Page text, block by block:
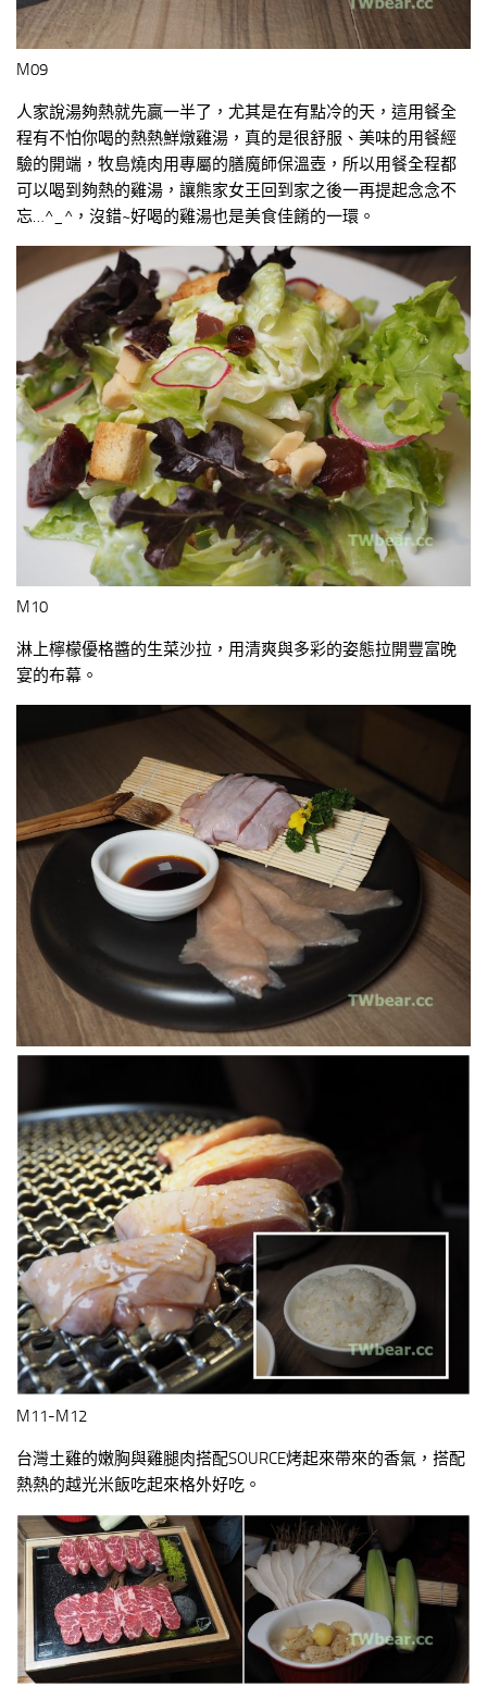
M09
人家說湯夠熱就先贏一半了，尤其是在有點冷的天，這用餐全
程有不怕你喝的熱熱鮮燉雞湯，真的是很舒服、美味的用餐經
驗的開端，牧島燒肉用專屬的膳魔師保溫壺，所以用餐全程都
可以喝到夠熱的雞湯，讓熊家女王回到家之後一再提起念念不
忘…^_^，沒錯~好喝的雞湯也是美食佳餚的一環。
M10
淋上檸檬優格醬的生菜沙拉，用清爽與多彩的姿態拉開豐富晚
宴的布幕。
M11-M12
台灣土雞的嫩胸與雞腿肉搭配SOURCE烤起來帶來的香氣，搭配
熱熱的越光米飯吃起來格外好吃。